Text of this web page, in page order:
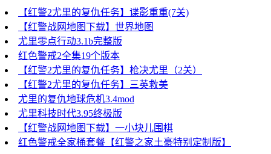
【红警2尤里的复仇任务】谍影重重(7关)
【红警战网地图下载】世界地图
尤里零点行动3.1b完整版
红色警戒2全集19个版本
【红警2尤里的复仇任务】枪决尤里（2关）
【红警2尤里的复仇任务】三英救美
尤里的复仇地球危机3.4mod
尤里科技时代3.95终极版
【红警战网地图下载】一小块儿围棋
红色警戒全家桶套餐【红警之家土豪特别定制版】